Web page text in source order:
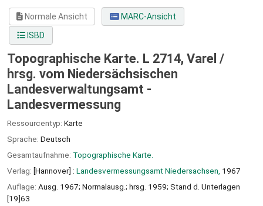
Normale Ansicht
MARC-Ansicht
ISBD
Topographische Karte. L 2714, Varel /
hrsg. vom Niedersächsischen
Landesverwaltungsamt -
Landesvermessung
Ressourcentyp: Karte
Sprache: Deutsch
Gesamtaufnahme: Topographische Karte.
Verlag: [Hannover] : Landesvermessungsamt Niedersachsen, 1967
Auflage: Ausg. 1967; Normalausg.; hrsg. 1959; Stand d. Unterlagen
[19]63